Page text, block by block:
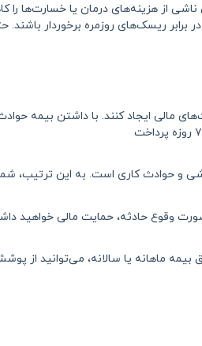
ناشی از هزینه‌های درمان یا خسارت‌ها را
ریسک‌های روزمره برخوردار
ایجاد کنند. با داشتن بیمه
و حوادث کاری است. به این ترتیب،
وقوع حادثه، حمایت مالی خواهید
ماهانه یا سالانه، می‌توانید از